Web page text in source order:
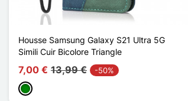
Housse Samsung Galaxy S21 Ultra 5G
Simili Cuir Bicolore Triangle
7,00 € 13,99 € -50%
Grün